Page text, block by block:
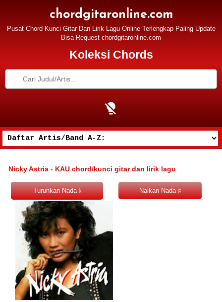
chordgitaronline.com
Pusat Chord Kunci Gitar Dan Lirik Lagu Online Terlengkap Paling Update
Bisa Request chordgitaronline.com
Koleksi Chords
Nicky Astria - KAU chord/kunci gitar dan lirik lagu